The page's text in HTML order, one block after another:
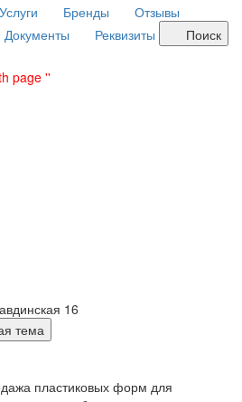
Услуги Бренды
Отзывы
Документы Реквизиты
Поиск
page ''
16
тема
пластиковых форм для